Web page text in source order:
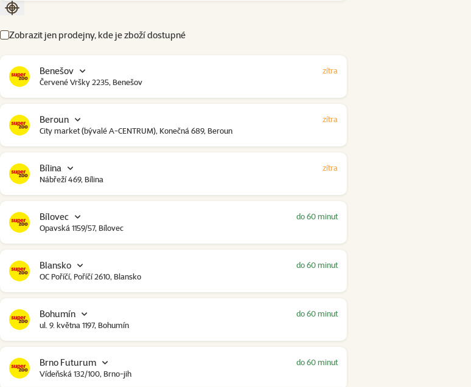
Seřadit podle aktuální polohy
Zobrazit jen prodejny, kde je zboží dostupné
Benešov
Červené Vršky 2235, Benešov
zítra
Beroun
City market (bývalé A-CENTRUM), Konečná 689, Beroun
zítra
Bílina
Nábřeží 469, Bílina
zítra
Bílovec
Opavská 1159/57, Bílovec
do 60 minut
Blansko
OC Poříčí, Poříčí 2610, Blansko
do 60 minut
Bohumín
ul. 9. května 1197, Bohumín
do 60 minut
Brno Futurum
Vídeňská 132/100, Brno-jih
do 60 minut